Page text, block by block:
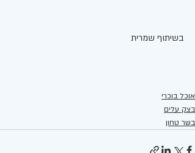
בשיתוף שמרית
אוכל בוכרי
בצק עלים
בשר טחון